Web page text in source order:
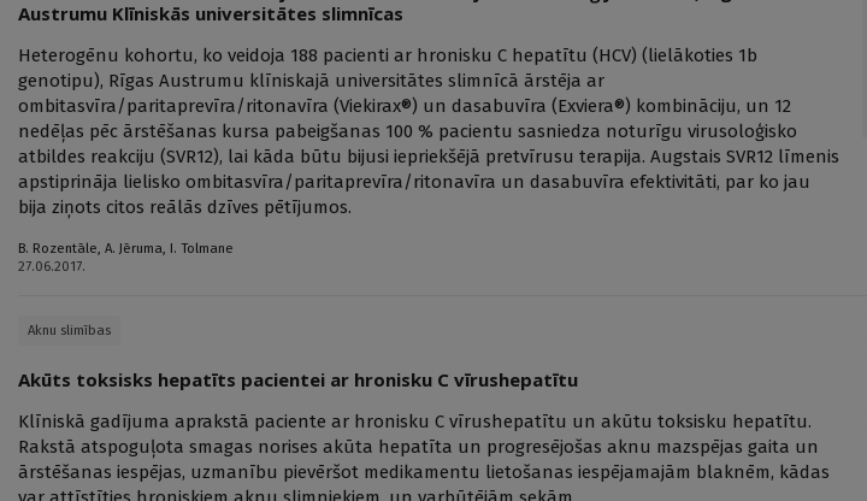
Austrumu Klīniskās universitātes slimnīcas
Heterogēnu kohortu, ko veidoja 188 pacienti ar hronisku C hepatītu (HCV) (lielākoties 1b
genotipu), Rīgas Austrumu klīniskajā universitātes slimnīcā ārstēja ar
ombitasvīra/paritaprevīra/ritonavīra (Viekirax®) un dasabuvīra (Exviera®) kombināciju, un 12
nedēļas pēc ārstēšanas kursa pabeigšanas 100 % pacientu sasniedza noturīgu virusoloģisko
atbildes reakciju (SVR12), lai kāda būtu bijusi iepriekšējā pretvīrusu terapija. Augstais SVR12 līmenis
apstiprināja lielisko ombitasvīra/paritaprevīra/ritonavīra un dasabuvīra efektivitāti, par ko jau
bija ziņots citos reālās dzīves pētījumos.
B. Rozentāle, A. Jēruma, I. Tolmane
27.06.2017.
Aknu slimības
Akūts toksisks hepatīts pacientei ar hronisku C vīrushepatītu
Klīniskā gadījuma aprakstā paciente ar hronisku C vīrushepatītu un akūtu toksisku hepatītu.
Rakstā atspoguļota smagas norises akūta hepatīta un progresējošas aknu mazspējas gaita un
ārstēšanas iespējas, uzmanību pievēršot medikamentu lietošanas iespējamajām blaknēm, kādas